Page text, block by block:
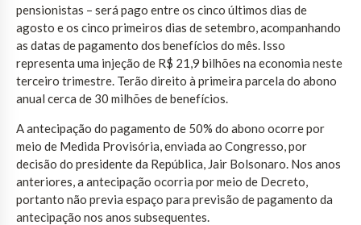
pensionistas – será pago entre os cinco últimos dias de
agosto e os cinco primeiros dias de setembro, acompanhando
as datas de pagamento dos benefícios do mês. Isso
representa uma injeção de R$ 21,9 bilhões na economia neste
terceiro trimestre. Terão direito à primeira parcela do abono
anual cerca de 30 milhões de benefícios.
A antecipação do pagamento de 50% do abono ocorre por
meio de Medida Provisória, enviada ao Congresso, por
decisão do presidente da República, Jair Bolsonaro. Nos anos
anteriores, a antecipação ocorria por meio de Decreto,
portanto não previa espaço para previsão de pagamento da
antecipação nos anos subsequentes.